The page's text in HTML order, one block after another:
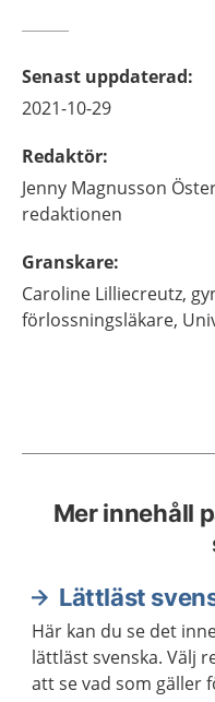
Senast uppdaterad:
2021-10-29
Redaktör:
Jenny Magnusson
redaktionen
Granskare:
Caroline Lilliecreutz,
förlossningsläkare,
Mer innehåll
Lättläst
Här kan du se det
lättläst svenska. Välj
att se vad som gäller